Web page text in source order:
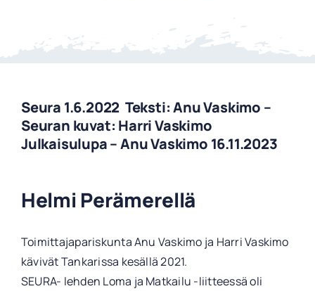
Seura 1.6.2022 Teksti: Anu Vaskimo –
Seuran kuvat: Harri Vaskimo
Julkaisulupa – Anu Vaskimo 16.11.2023
Helmi Perämerellä
Toimittajapariskunta Anu Vaskimo ja Harri Vaskimo
kävivät Tankarissa kesällä 2021.
SEURA- lehden Loma ja Matkailu -liitteessä oli